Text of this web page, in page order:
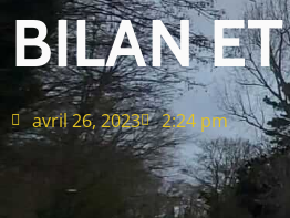
BILAN
avril 26, 2023 2:24 pm